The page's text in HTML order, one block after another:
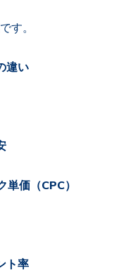
す。
違い
単価（CPC）
ト率